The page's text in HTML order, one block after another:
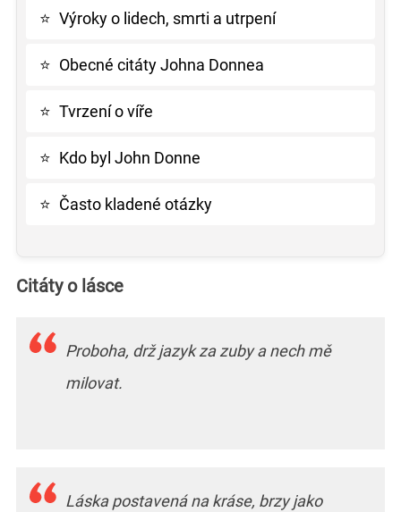
⭐ Výroky o lidech, smrti a utrpení
⭐ Obecné citáty Johna Donnea
⭐ Tvrzení o víře
⭐ Kdo byl John Donne
⭐ Často kladené otázky
Citáty o lásce
Proboha, drž jazyk za zuby a nech mě
milovat.
Láska postavená na kráse, brzy jako